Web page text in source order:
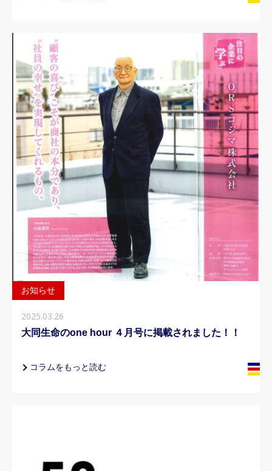
お知らせ
2025.03.26
大同生命のone hour ４月号に掲載されました！！
コラムをもっと読む